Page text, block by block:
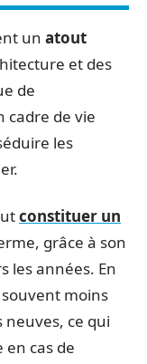
un atout
et des
de
cadre de vie
les
constituer un
grâce à son
les années. En
moins
neuves, ce qui
cas de